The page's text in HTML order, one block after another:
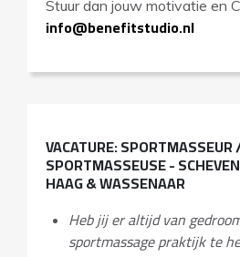
Stuur dan jouw motivatie en
info@benefitstudio.nl
VACATURE: SPORTMASSEUR
SPORTMASSEUSE -
HAAG & WASSENAAR
Heb jij er altijd van
sportmassage praktijk te